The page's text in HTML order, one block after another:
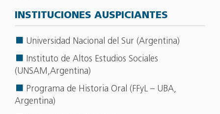
INSTITUCIONES AUSPICIANTES
Universidad Nacional del Sur (Argentina)
Instituto de Altos Estudios Sociales
(UNSAM,Argentina)
Programa de Historia Oral (FFyL – UBA,
Argentina)